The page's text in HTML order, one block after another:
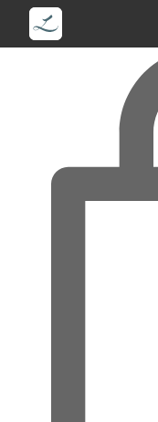
Zum Hauptinhalt